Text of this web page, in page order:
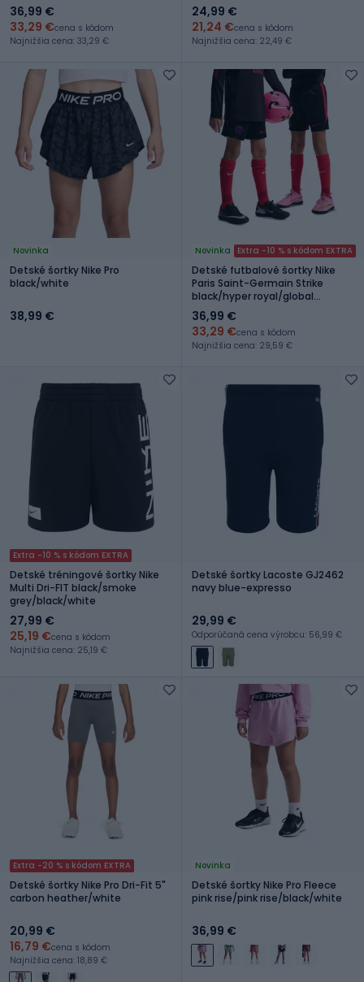
red/white/speed red
36,99 €
33,29 €cena s kódom
Najnižšia cena: 33,29 €
24,99 €
21,24 €cena s kódom
Najnižšia cena: 22,49 €
Novinka
Detské šortky Nike Pro
black/white
38,99 €
Novinka Extra -10 % s kódom EXTRA
Detské futbalové šortky Nike
Paris Saint-Germain Strike
black/hyper royal/global
red/global red
36,99 €
33,29 €cena s kódom
Najnižšia cena: 29,59 €
Extra -10 % s kódom EXTRA
Detské tréningové šortky Nike
Multi Dri-FIT black/smoke
grey/black/white
27,99 €
25,19 €cena s kódom
Najnižšia cena: 25,19 €
Detské šortky Lacoste GJ2462
navy blue-expresso
29,99 €
Odporúčaná cena výrobcu: 56,99 €
Extra -20 % s kódom EXTRA
Detské šortky Nike Pro Dri-Fit 5"
carbon heather/white
20,99 €
16,79 €cena s kódom
Najnižšia cena: 18,89 €
Novinka
Detské šortky Nike Pro Fleece
pink rise/pink rise/black/white
36,99 €